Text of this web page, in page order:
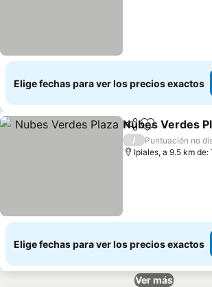
Elige fechas para ver los precios exactos
CompartirAgregar a
Nubes Verdes
/
Puntuación no
Ipiales, a 9.5 km de:
Elige fechas para ver los precios exactos
Ver más